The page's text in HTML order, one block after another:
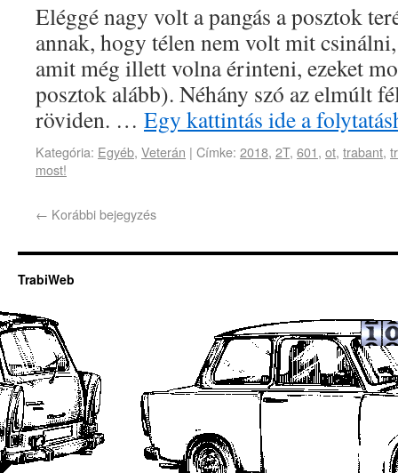
Eléggé nagy volt a pangás a posztok
annak, hogy télen nem volt mit
amit még illett volna érinteni, ezeket
posztok alább). Néhány szó az elmúlt
röviden. … Egy kattintás ide a
Kategória: Egyéb, Veterán | Címke: 2018, 2T, 601, ot, trabant,
most!
← Korábbi bejegyzés
TrabiWeb